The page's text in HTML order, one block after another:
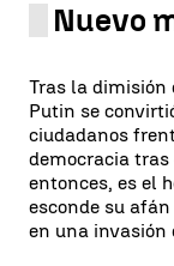
Nuevo
Tras la dimisión
Putin se
ciudadanos
democracia tras
entonces, es el
esconde su
en una invasión